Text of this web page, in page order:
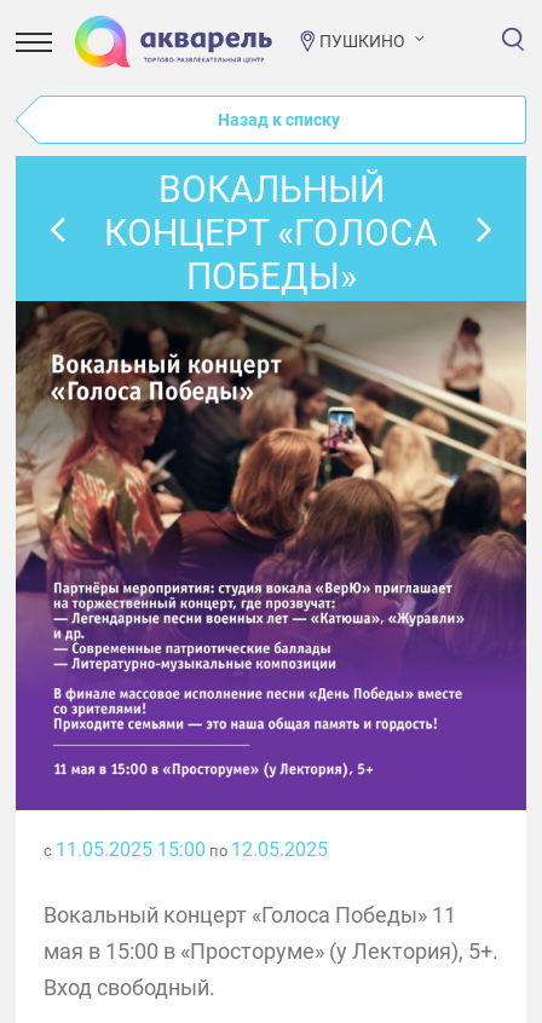
ПУШКИНО
Назад к списку
ВОКАЛЬНЫЙ
КОНЦЕРТ «ГОЛОСА
ПОБЕДЫ»
с 11.05.2025 15:00 по 12.05.2025
Вокальный концерт «Голоса Победы» 11
мая в 15:00 в «Просторуме» (у Лектория), 5+.
Вход свободный.